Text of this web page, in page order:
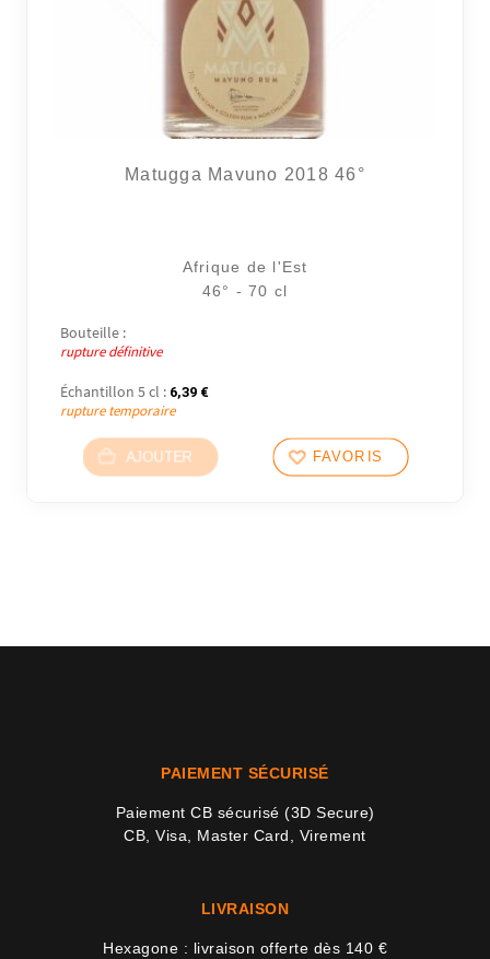
Matugga Mavuno 2018 46°
Afrique de l'Est
46° - 70 cl
Bouteille :
rupture définitive
Échantillon 5 cl : 6,39 €
rupture temporaire
AJOUTER FAVORIS
PAIEMENT SÉCURISÉ
Paiement CB sécurisé (3D Secure)
CB, Visa, Master Card, Virement
LIVRAISON
Hexagone : livraison offerte dès 140 €